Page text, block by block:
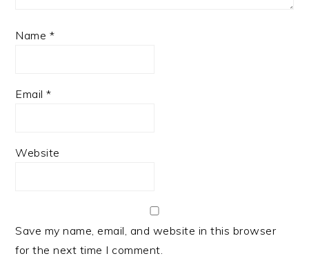
Name *
Email*
Website
Save my name, email, and website in this browser
for the next time I comment.